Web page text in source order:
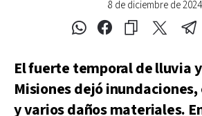
8 de diciembre de 2024
El fuerte temporal de lluvia
Misiones dejó
y varios daños materiales.